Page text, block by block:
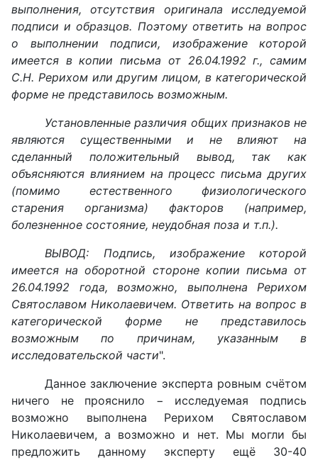
выполнения, отсутствия оригинала исследуемой
подписи и образцов. Поэтому ответить на вопрос
о выполнении подписи, изображение которой
имеется в копии письма от 26.04.1992 г., самим
С.Н. Рерихом или другим лицом, в категорической
форме не представилось возможным.
Установленные различия общих признаков не
являются существенными и не влияют на
сделанный положительный вывод, так как
объясняются влиянием на процесс письма других
(помимо естественного физиологического
старения организма) факторов (например,
болезненное состояние, неудобная поза и т.п.).
ВЫВОД: Подпись, изображение которой
имеется на оборотной стороне копии письма от
26.04.1992 года, возможно, выполнена Рерихом
Святославом Николаевичем. Ответить на вопрос в
категорической форме не представилось
возможным по причинам, указанным в
исследовательской части".
Данное заключение эксперта ровным счётом
ничего не прояснило − исследуемая подпись
возможно выполнена Рерихом Святославом
Николаевичем, а возможно и нет. Мы могли бы
предложить данному эксперту ещё 30-40